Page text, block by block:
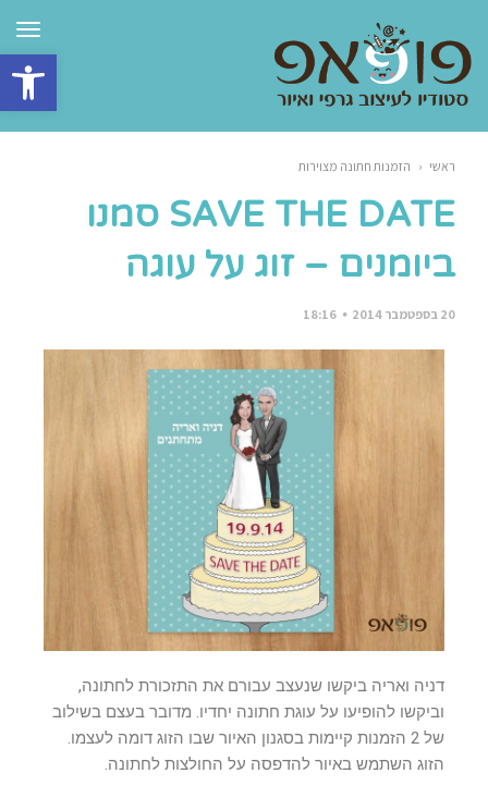
פתח
ראשי ‹ הזמנות חתונה מצוירות
SAVE THE DATE סמנו
ביומנים – זוג על עוגה
20 בספטמבר 2014 18:16
דניה ואריה ביקשו שנעצב עבורם את התזכורת לחתונה,
וביקשו להופיעו על עוגת חתונה יחדיו. מדובר בעצם בשילוב
של 2 הזמנות קיימות בסגנון האיור שבו הזוג דומה לעצמו.
הזוג השתמש באיור להדפסה על החולצות לחתונה.